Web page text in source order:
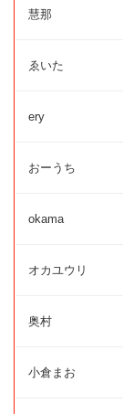
慧那
ゑいた
ery
おーうち
okama
オカユウリ
奥村
小倉まお